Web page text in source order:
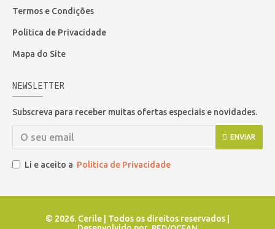
Termos e Condições
Politica de Privacidade
Mapa do Site
NEWSLETTER
Subscreva para receber muitas ofertas especiais e novidades.
ENVIAR
Li e aceito a Politica de Privacidade
© 2026. Cerile | Todos os direitos reservados |